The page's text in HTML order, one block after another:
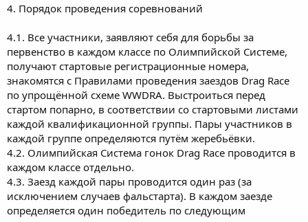
4. Порядок проведения соревнований
4.1. Все участники, заявляют себя для борьбы за
первенство в каждом классе по Олимпийской Системе,
получают стартовые регистрационные номера,
знакомятся с Правилами проведения заездов Drag Race
по упрощённой схеме WWDRA. Выстроиться перед
стартом попарно, в соответствии со стартовыми листами
каждой квалификационной группы. Пары участников в
каждой группе определяются путём жеребьёвки.
4.2. Олимпийская Система гонок Drag Race проводится в
каждом классе отдельно.
4.3. Заезд каждой пары проводится один раз (за
исключением случаев фальстарта). В каждом заезде
определяется один победитель по следующим